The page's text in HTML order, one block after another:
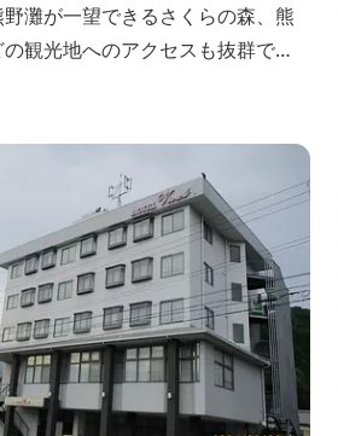
灘が一望できるさくらの森、熊
観光地へのアクセスも抜群で